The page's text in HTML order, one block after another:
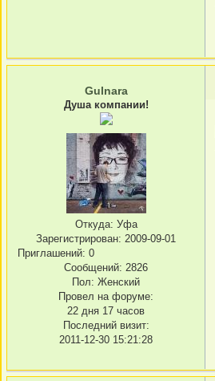
Gulnara
Душа компании!
Откуда: Уфа
Зарегистрирован: 2009-09-01
Приглашений: 0
Сообщений: 2826
Пол: Женский
Провел на форуме:
22 дня 17 часов
Последний визит:
2011-12-30 15:21:28